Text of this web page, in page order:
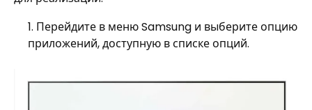
Перейдите в меню Samsung и выберите опцию
приложений, доступную в списке опций.